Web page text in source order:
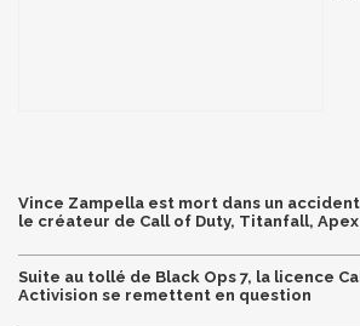
Vince Zampella est mort dans un
le créateur de Call of Duty, Titanfall,
Suite au tollé de Black Ops 7, la licence
Activision se remettent en question